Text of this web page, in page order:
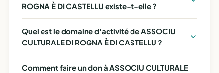
ROGNA È DI CASTELLU existe-t-elle ?
Quel est le domaine d'activité de ASSOCIU
CULTURALE DI ROGNA È DI CASTELLU ?
Comment faire un don à ASSOCIU CULTURALE